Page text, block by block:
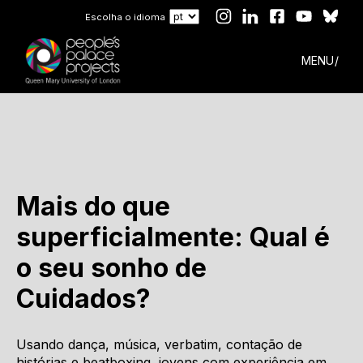
Escolha o idioma
MENU
Mais do que
superficialmente: Qual é
o seu sonho de
Cuidados?
Usando dança, música, verbatim, contação de